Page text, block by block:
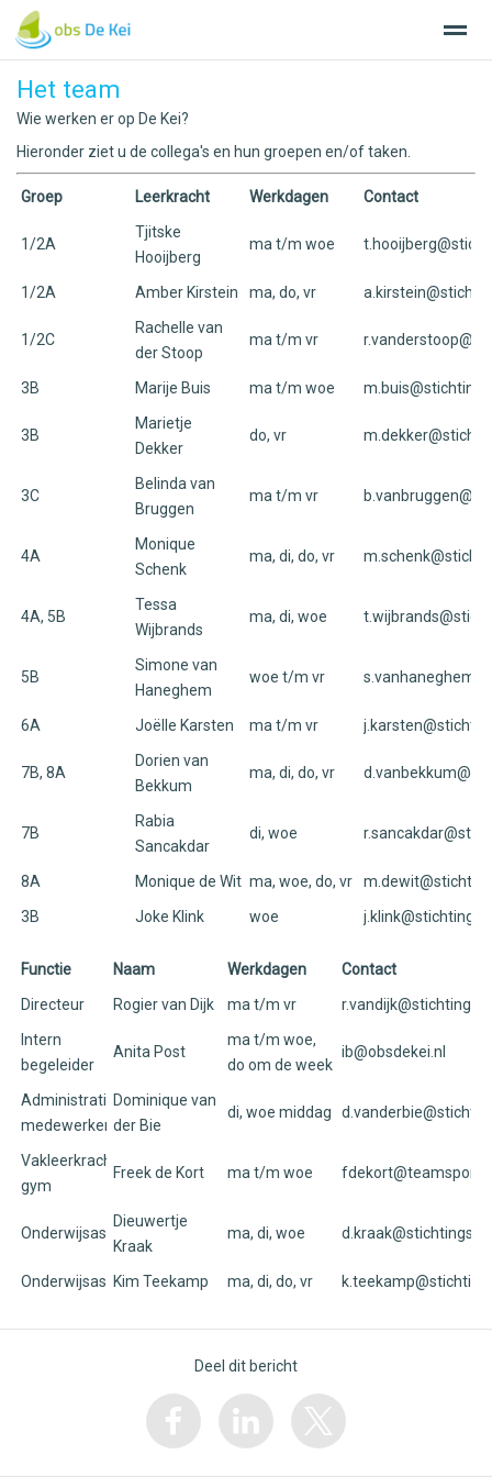
Home Nieuws Agenda Bellen
Het team
Wie werken er op De Kei?
Hieronder ziet u de collega's en hun groepen en/of taken.
Groep Leerkracht Werkdagen Contact
1/2A
Tjitske
Hooijberg
ma t/m woe
1/2A Amber Kirstein ma, do, vr
1/2C
Rachelle van
der Stoop
ma t/m vr
3B Marije Buis ma t/m woe
3B
Marietje
Dekker
do, vr
3C
Belinda van
Bruggen
ma t/m vr
4A
Monique
Schenk
ma, di, do, vr
4A, 5B
Tessa
Wijbrands
ma, di, woe
5B
Simone van
Haneghem
woe t/m vr
6A Joëlle Karsten ma t/m vr
7B, 8A
Dorien van
Bekkum
ma, di, do, vr
7B
Rabia
Sancakdar
di, woe
8A Monique de Wit ma, woe, do, vr
3B
Joke Klink woe
Functie Naam Werkdagen
Contact
Directeur
Rogier van Dijk ma t/m vr
Intern
begeleider
Anita Post
ma t/m woe,
do om de week
ib@obsdekei.nl
Administratief
medewerker
Dominique van
der Bie
di, woe middag
Vakleerkracht
gym
Freek de Kort ma t/m woe
Onderwijsassistent
Dieuwertje
Kraak
ma, di, woe
OnderwijsassistentKim Teekamp ma, di, do, vr
Deel dit bericht